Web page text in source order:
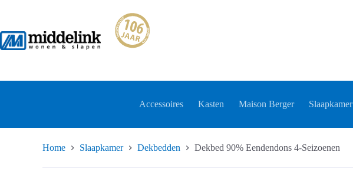
inhoud
Accessoires Kasten Maison Berger Slaapkamer
Home Slaapkamer Dekbedden Dekbed 90% Eendendons 4-Seizoenen